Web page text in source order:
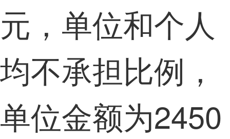
元，单位和个人
均不承担比例，
单位金额为2450